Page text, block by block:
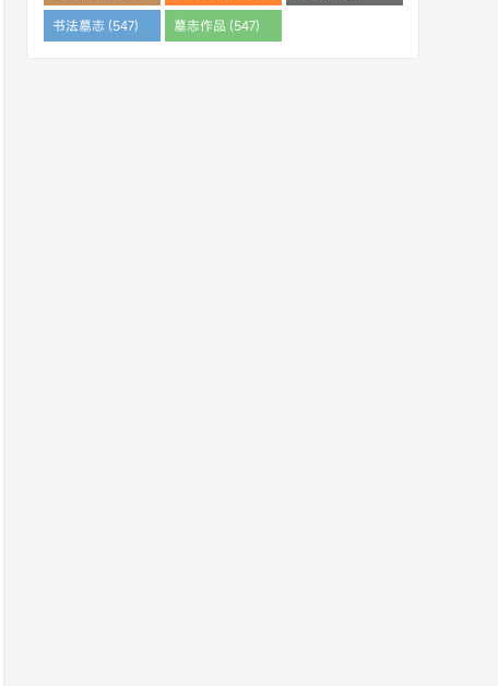
书法墓志 (547) 墓志作品 (547)